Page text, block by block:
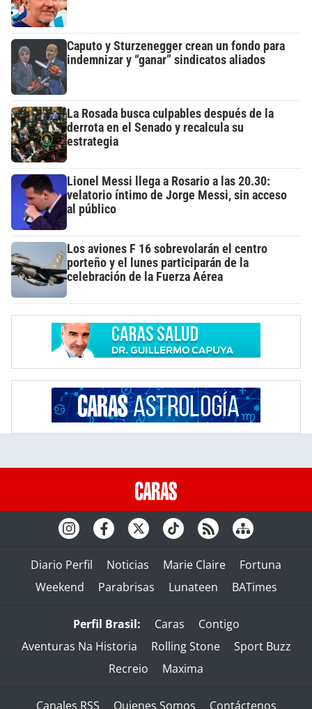
Caputo y Sturzenegger crean un fondo para
indemnizar y “ganar” sindicatos aliados
La Rosada busca culpables después de la
derrota en el Senado y recalcula su
estrategia
Lionel Messi llega a Rosario a las 20.30:
velatorio íntimo de Jorge Messi, sin acceso
al público
Los aviones F 16 sobrevolarán el centro
porteño y el lunes participarán de la
celebración de la Fuerza Aérea
Diario Perfil Noticias Marie Claire
Fortuna
Weekend
Parabrisas Lunateen BATimes
Perfil Brasil: Caras
Contigo
Aventuras Na Historia
Rolling Stone
Sport Buzz
Recreio
Maxima
Canales RSS Quienes Somos Contáctenos